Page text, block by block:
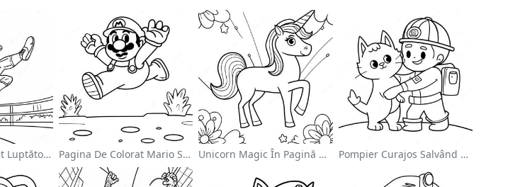
Pagina De Colorat Luptător Wwe Sărind Pe Inamic Pagina De Colorat Mario Sărind Peste Goombas Unicorn Magic În Pagină De Colorat Cu Curcubeu Pompier Curajos Salvând O Pisică - Pagina De Colorat